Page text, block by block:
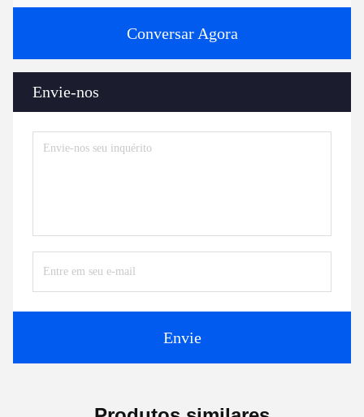
Conversar Agora
Envie-nos
Envie